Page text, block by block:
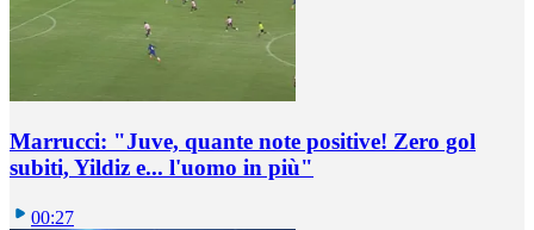
Marrucci: "Juve, quante note positive! Zero gol
subiti, Yildiz e... l'uomo in più"
00:27